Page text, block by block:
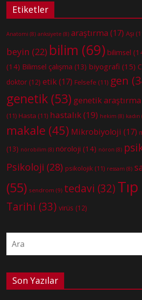
Etiketler
Anatomi (8) anksiyete (8) araştırma (17) Aşı
beyin (22) bilim (69) bilimsel
(14) Bilimsel çalışma (13) biyografi (15)
doktor (12) etik(17) Felsefe (11) gen
genetik (53) genetik araştırma
(11) Hasta (11) hastalık(19) hekim (8) kadın
makale (45) Mikrobiyoloji (17)
(13) nörobilim (8) nöroloji (14) nöron (8)
Psikoloji (28) psikolojik (11) ressam (8)
(55) sendrom (9) tedavi (32) Tıp
Tarihi (33) virüs (12)
Son Yazılar